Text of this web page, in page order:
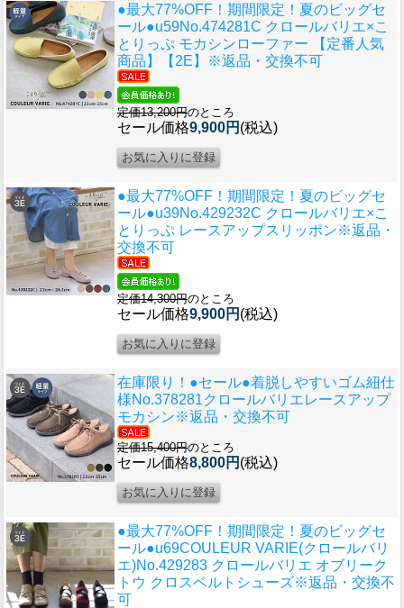
●最大77%OFF！期間限定！夏のビッグセ
ール●u59No.474281C クロールバリエ×こ
とりっぷ モカシンローファー 【定番人気
商品】【2E】※返品・交換不可
定価13,200円のところ
セール価格9,900円 (税込)
●最大77%OFF！期間限定！夏のビッグセ
ール●u39No.429232C クロールバリエ×こ
とりっぷ レースアップスリッポン※返品・
交換不可
定価14,300円のところ
セール価格9,900円 (税込)
在庫限り！●セール●着脱しやすいゴム紐仕
様No.378281クロールバリエレースアップ
モカシン※返品・交換不可
定価15,400円のところ
セール価格8,800円 (税込)
●最大77%OFF！期間限定！夏のビッグセ
ール●u69COULEUR VARIE(クロールバリ
エ)No.429283 クロールバリエ オブリーク
トウ クロスベルトシューズ※返品・交換不
可